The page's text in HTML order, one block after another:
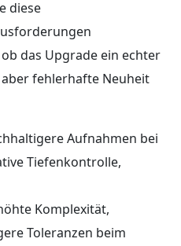
diese
das Upgrade ein echter
fehlerhafte Neuheit
Aufnahmen bei
Tiefenkontrolle,
Komplexität,
Toleranzen beim